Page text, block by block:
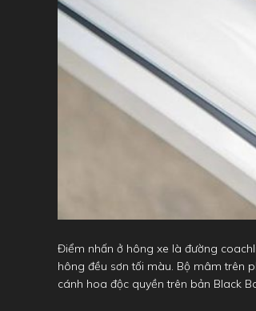
Điểm nhấn ở hông xe là đường
hông đều sơn tối màu. Bộ mâm trên
cánh hoa độc quyền trên bản Black